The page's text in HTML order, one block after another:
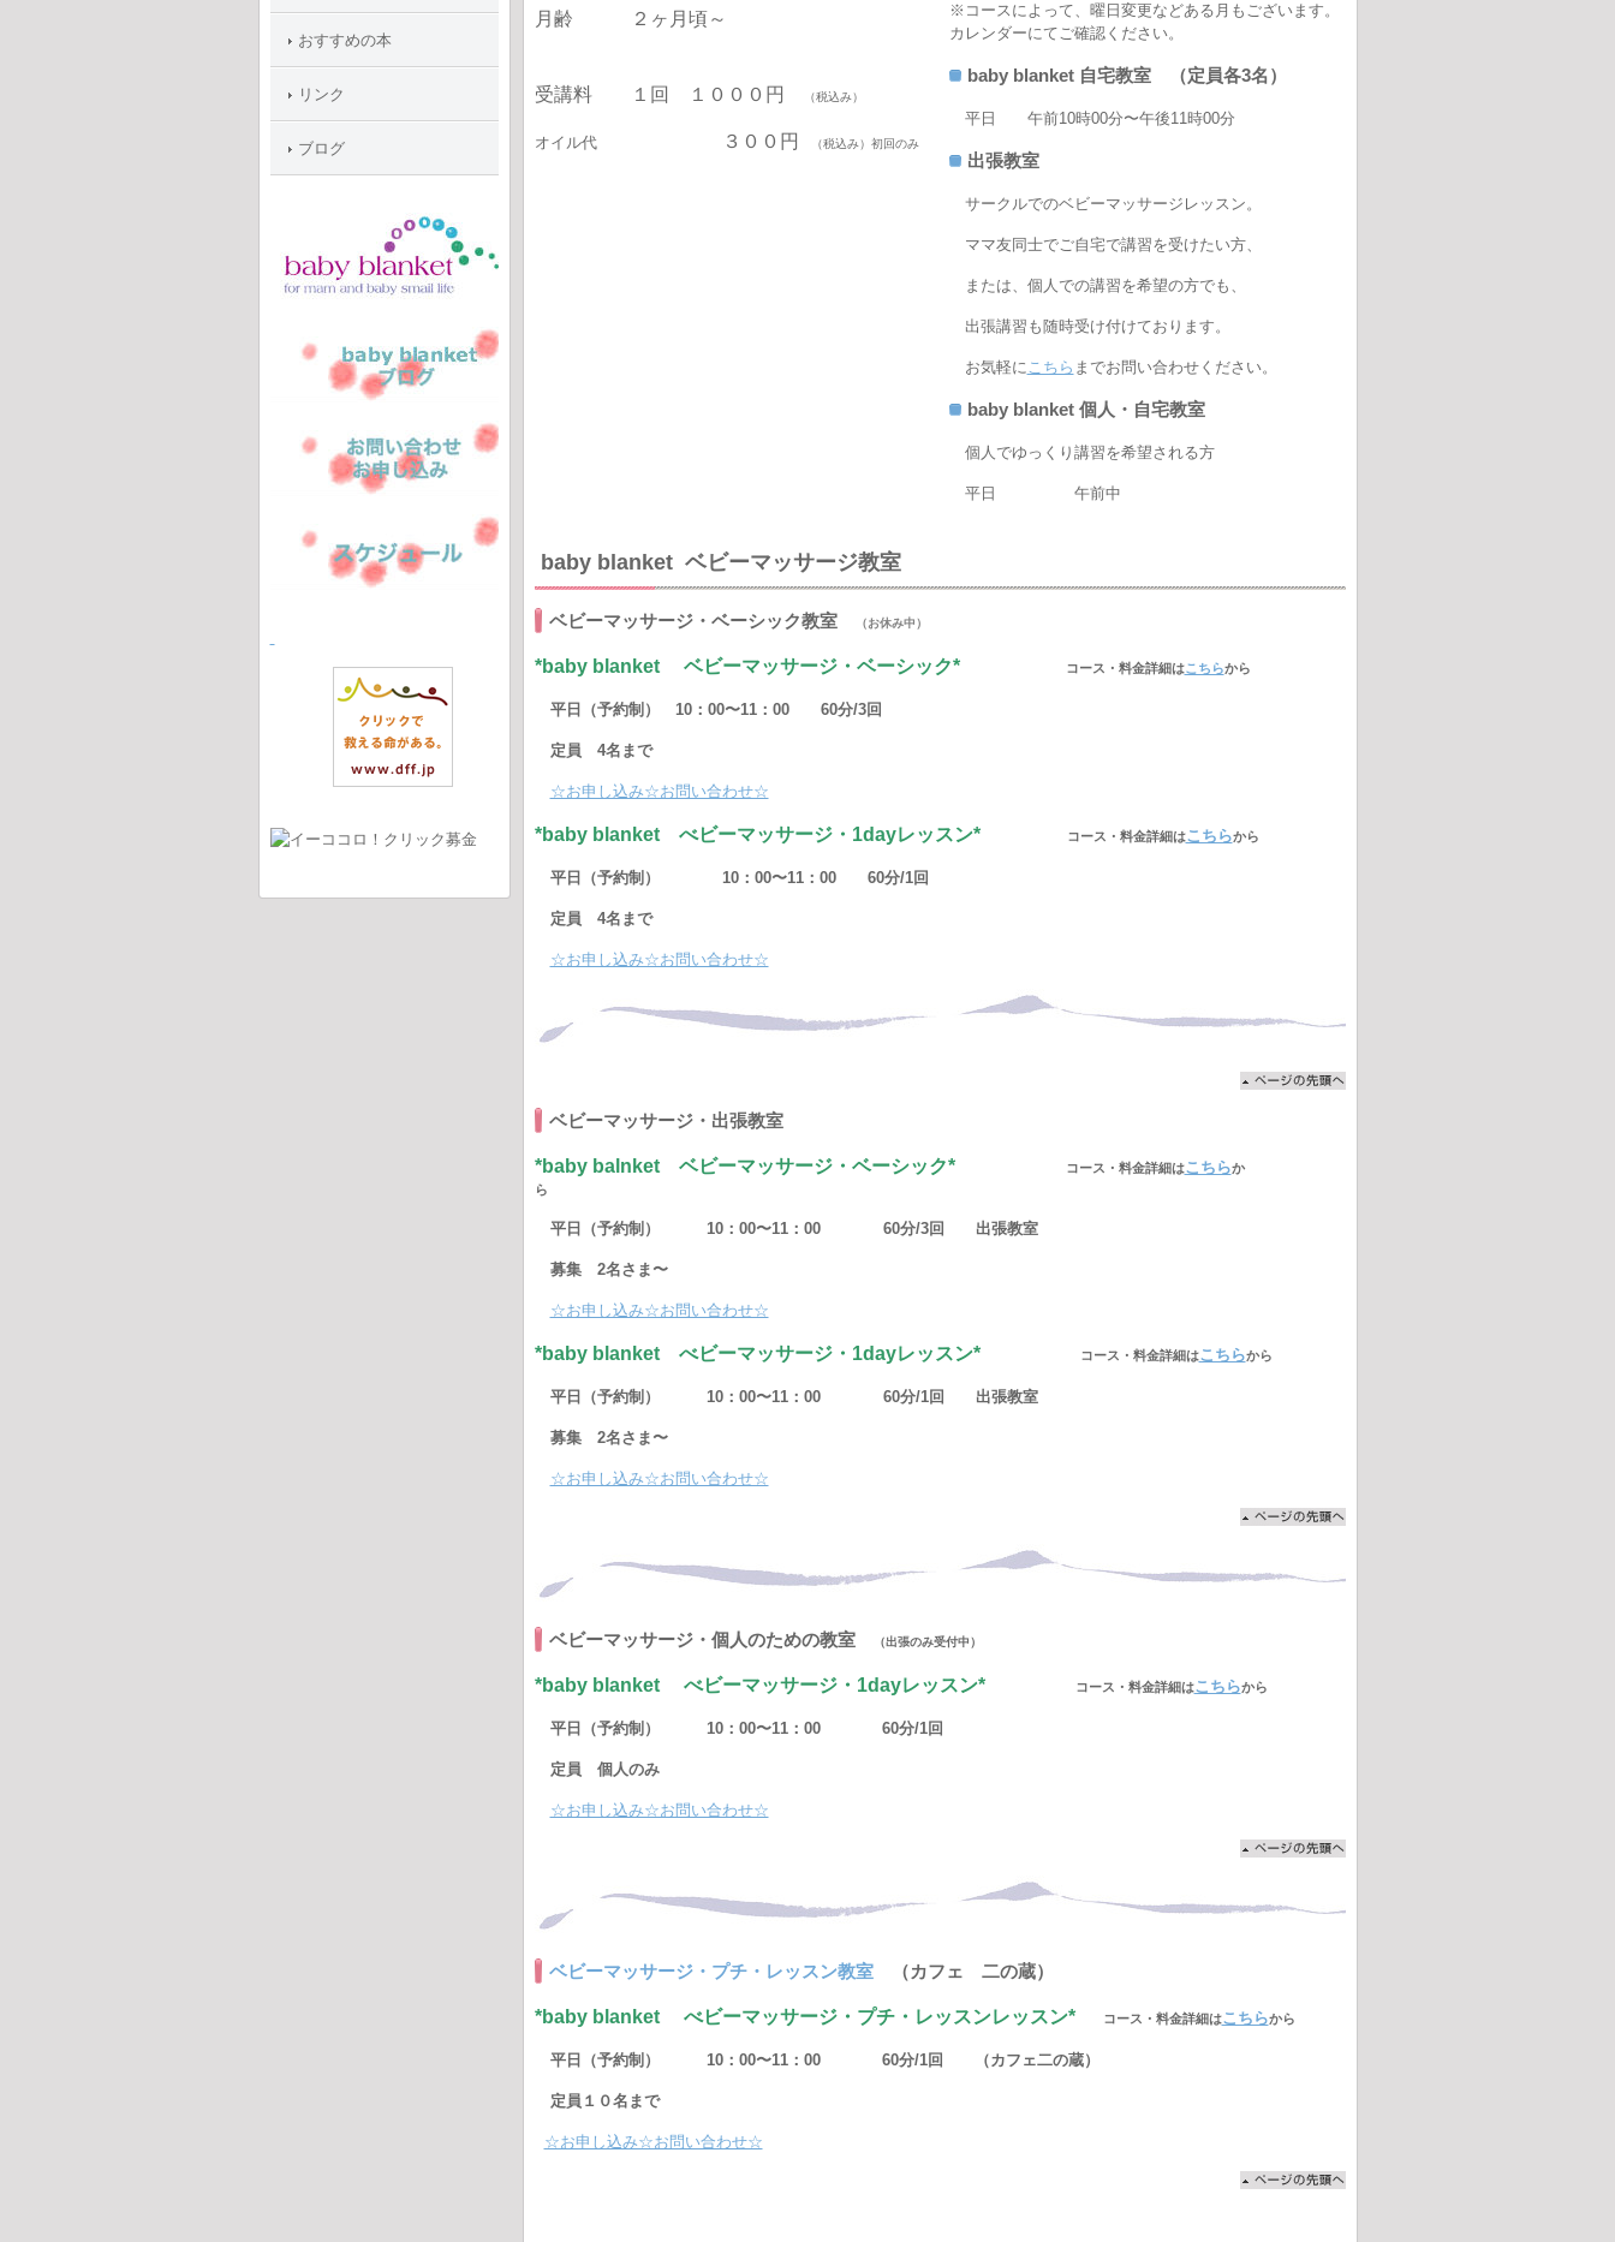
月齢 ２ヶ月頃～
受講料 １回 １０００円 （税込み）
オイル代 ３００円 （税込み）初回のみ
※コースによって、曜日変更などある月もございます。
カレンダーにてご確認ください。
baby blanket 自宅教室 （定員各3名）
平日 午前10時00分〜午後11時00分
出張教室
サークルでのベビーマッサージレッスン。
ママ友同士でご自宅で講習を受けたい方、
または、個人での講習を希望の方でも、
出張講習も随時受け付けております。
お気軽にこちら までお問い合わせください。
baby blanket 個人・自宅教室
個人でゆっくり講習を希望される方
平日 午前中
baby blanket ベビーマッサージ教室
ベビーマッサージ・ベーシック教室 （お休み中）
*baby blanket ベビーマッサージ・ベーシック* コース・料金詳細はこちらから
平日（予約制） 10：00〜11：00 60分/3回
定員 4名まで
☆お申し込み☆お問い合わせ☆
*baby blanket べビーマッサージ・1dayレッスン* コース・料金詳細はこちらから
平日（予約制） 10：00〜11：00 60分/1回
定員 4名まで
☆お申し込み☆お問い合わせ☆
ベビーマッサージ・出張教室
*baby balnket ベビーマッサージ・ベーシック* コース・料金詳細はこちらか
ら
平日（予約制） 10：00〜11：00 60分/3回 出張教室
募集 2名さま〜
☆お申し込み☆お問い合わせ☆
*baby blanket べビーマッサージ・1dayレッスン* コース・料金詳細はこちらから
平日（予約制） 10：00〜11：00 60分/1回 出張教室
募集 2名さま〜
☆お申し込み☆お問い合わせ☆
ベビーマッサージ・個人のための教室 （出張のみ受付中）
*baby blanket べビーマッサージ・1dayレッスン* コース・料金詳細はこちらから
平日（予約制） 10：00〜11：00 60分/1回
定員 個人のみ
☆お申し込み☆お問い合わせ☆
ベビーマッサージ・プチ・レッスン教室（カフェ 二の蔵）
*baby blanket べビーマッサージ・プチ・レッスンレッスン* コース・料金詳細はこちらから
平日（予約制） 10：00〜11：00 60分/1回 （カフェ二の蔵）
定員１０名まで
☆お申し込み☆お問い合わせ☆
おすすめの本
リンク
ブログ